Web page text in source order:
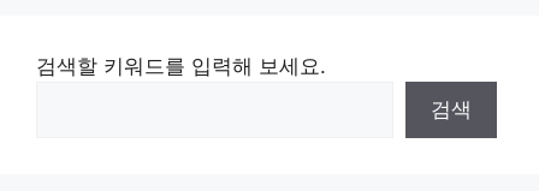
검색할 키워드를 입력해 보세요.
검색